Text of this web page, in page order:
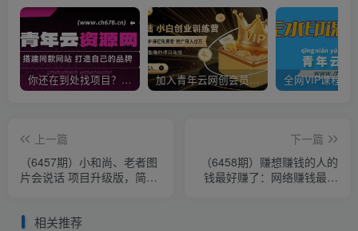
你还在到处找项目？还在当韭菜？我靠卖项目一个月收入5万+，曾经我也是个失败者。 加入青年云网创会员，全站资源免费学习。加入高级合伙人，推广日入1000+
上一篇
（6457期）小和尚、老者图
片会说话 项目升级版，简单
下一篇
（6458期）赚想赚钱的人的
钱最好赚了：网络赚钱最靠
相关推荐